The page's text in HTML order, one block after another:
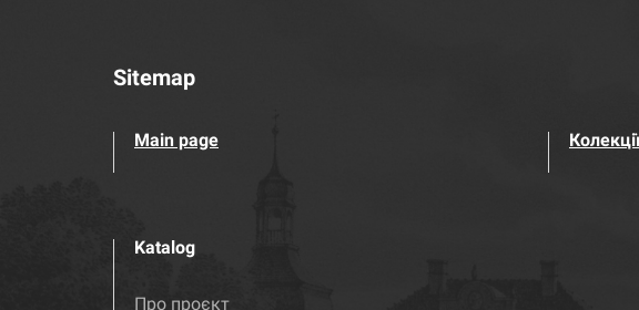
Sitemap
Main page Колекції
Katalog
Про проєкт